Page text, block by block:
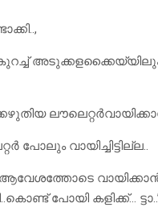
വായിച്ചിട്ടില്ല..
ആവേശത്തോടെ
പോയി കളിക്ക്…